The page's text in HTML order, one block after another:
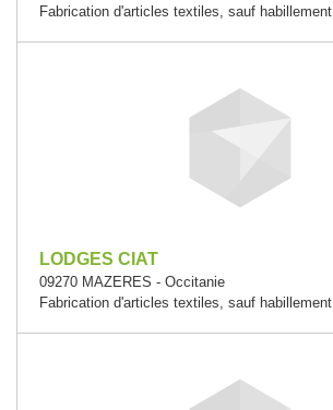
Fabrication d'articles textiles, sauf habillement
LODGES CIAT
09270 MAZERES - Occitanie
Fabrication d'articles textiles, sauf habillement